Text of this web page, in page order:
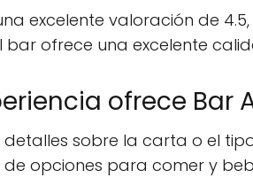
excelente valoración de
ofrece una excelente
ofrece Bar
detalles sobre la carta o el
opciones para comer y